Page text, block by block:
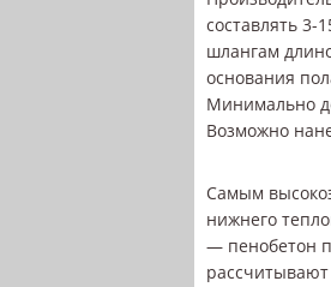
составлять 3-
шлангам
основания
Минимально
Возможно
Самым
нижнего
— пенобетон
рассчитывают